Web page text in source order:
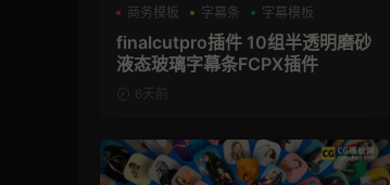
商务模板
字幕条 字幕模板
finalcutpro插件 10组半透明磨砂
液态玻璃字幕条FCPX插件
6天前